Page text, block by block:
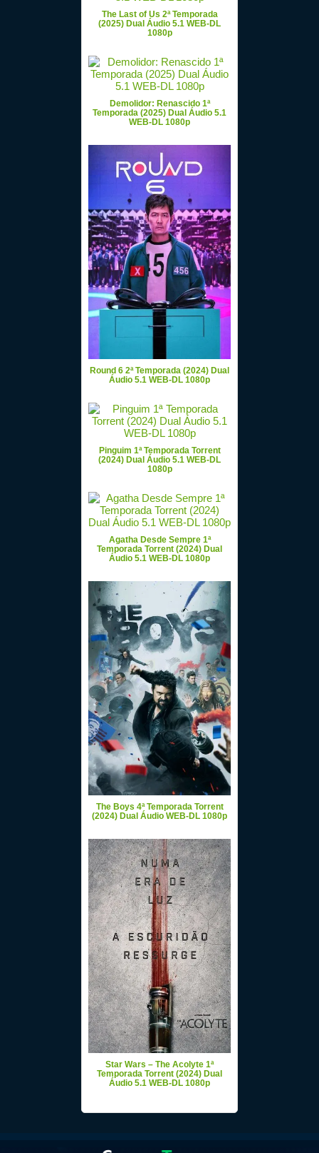
The Last of Us 2ª Temporada
(2025) Dual Áudio 5.1 WEB-DL
1080p
Demolidor: Renascido 1ª
Temporada (2025) Dual Áudio 5.1
WEB-DL 1080p
Round 6 2ª Temporada (2024) Dual
Áudio 5.1 WEB-DL 1080p
Pinguim 1ª Temporada Torrent
(2024) Dual Áudio 5.1 WEB-DL
1080p
Agatha Desde Sempre 1ª
Temporada Torrent (2024) Dual
Áudio 5.1 WEB-DL 1080p
The Boys 4ª Temporada Torrent
(2024) Dual Áudio WEB-DL 1080p
Star Wars – The Acolyte 1ª
Temporada Torrent (2024) Dual
Áudio 5.1 WEB-DL 1080p